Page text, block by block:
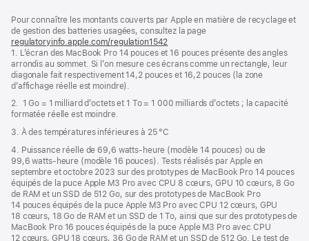
de
page
de
bas
de
page
Pour connaître les montants couverts par Apple en matière de recyclage et
de gestion des batteries usagées, consultez la page
regulatoryinfo.apple.com/regulation1542
dans
une
nouvelle
1. L’écran des MacBook Pro 14 pouces et 16 pouces présente des angles
arrondis au sommet. Si l’on mesure ces écrans comme un rectangle, leur
diagonale fait respectivement 14,2 pouces et 16,2 pouces (la zone
d’affichage réelle est moindre).
2. 1 Go = 1 milliard d’octets et 1 To = 1 000 milliards d’octets ; la capacité
formatée réelle est moindre.
3. À des températures inférieures à 25 °C
4. Puissance réelle de 69,6 watts-heure (modèle 14 pouces) ou de
99,6 watts-heure (modèle 16 pouces). Tests réalisés par Apple en
septembre et octobre 2023 sur des prototypes de MacBook Pro 14 pouces
équipés de la puce Apple M3 Pro avec CPU 8 cœurs, GPU 10 cœurs, 8 Go
de RAM et un SSD de 512 Go, sur des prototypes de MacBook Pro
14 pouces équipés de la puce Apple M3 Pro avec CPU 12 cœurs, GPU
18 cœurs, 18 Go de RAM et un SSD de 1 To, ainsi que sur des prototypes de
MacBook Pro 16 pouces équipés de la puce Apple M3 Pro avec CPU
12 cœurs, GPU 18 cœurs, 36 Go de RAM et un SSD de 512 Go. Le test de